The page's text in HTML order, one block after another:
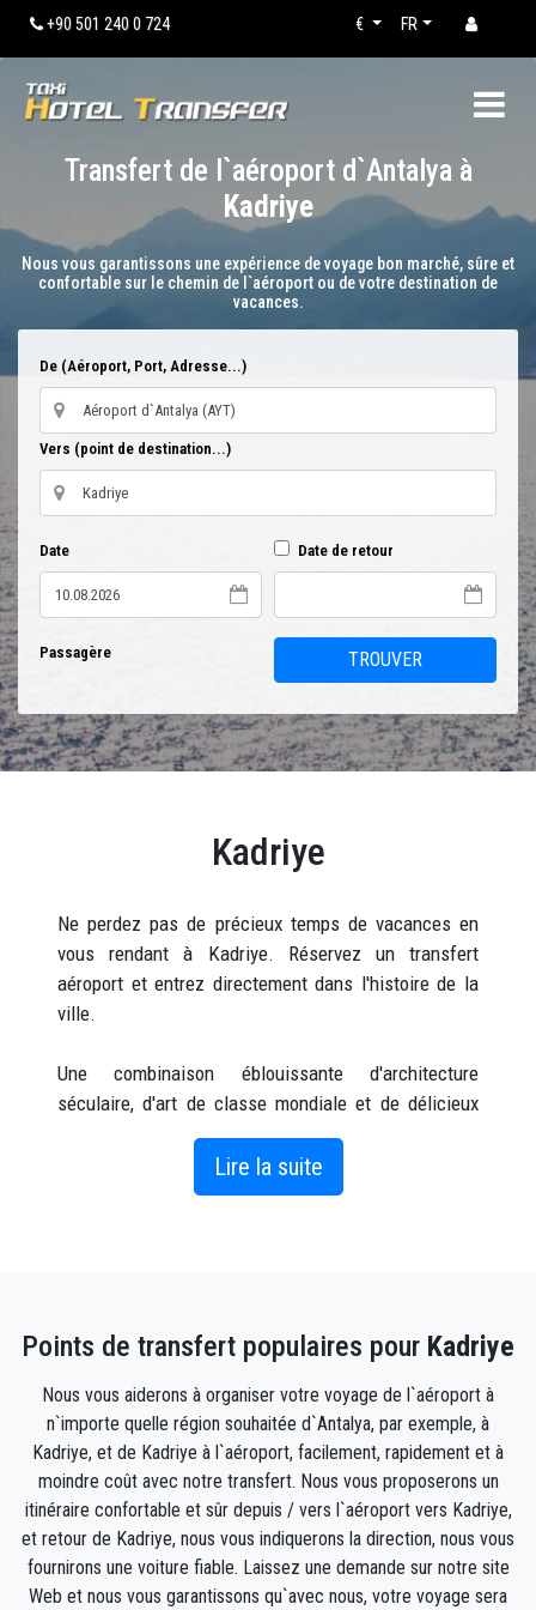
+90 501 240 0 724 FR
€
Transfert de l`aéroport d`Antalya à
Kadriye
Nous vous garantissons une expérience de voyage bon marché, sûre et
confortable sur le chemin de l`aéroport ou de votre destination de
vacances.
De (Aéroport, Port, Adresse...)
Vers (point de destination...)
Date Date de retour
Passagère TROUVER
Kadriye
Ne perdez pas de précieux temps de vacances en
vous rendant à Kadriye. Réservez un transfert
aéroport et entrez directement dans l'histoire de la
ville.
Une combinaison éblouissante d'architecture
séculaire, d'art de classe mondiale et de délicieux
restaurants, Kadriye est l'une des régions les plus
emblématiques d'Antalya. Kadriye est la première
station balnéaire avec parc de plage (Kadriye Beach
choses à emporter que vous ne voudrez pas perdre
Pré-réservez un transfert et la seule chose qui vous
sépare de votre hôtel à Kadriye est le contrôle des
passeports et la récupération des bagages. Si vous
voyagez en groupe, optez pour un minibus privé et
évitez les tracas de faire monter tout le monde dans
des taxis coûteux ou dans le même bus.
Lire la suite
Points de transfert populaires pour Kadriye
Nous vous aiderons à organiser votre voyage de l`aéroport à
n`importe quelle région souhaitée d`Antalya, par exemple, à
Kadriye, et de Kadriye à l`aéroport, facilement, rapidement et à
moindre coût avec notre transfert. Nous vous proposerons un
itinéraire confortable et sûr depuis / vers l`aéroport vers Kadriye,
et retour de Kadriye, nous vous indiquerons la direction, nous vous
fournirons une voiture fiable. Laissez une demande sur notre site
Web et nous vous garantissons qu`avec nous, votre voyage sera